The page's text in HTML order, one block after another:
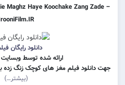
Iranian Movie Maghz Haye Koochake
دانلود رایگان فیلم مغزهای
ارائه شده توسط وبسایتایرونی فیلم
فیلم مغز های کوچک زنگ زده به ادامه مطلب